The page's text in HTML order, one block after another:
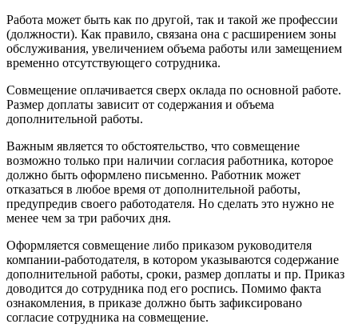
Работа может быть как по другой, так и такой же профессии
(должности). Как правило, связана она с расширением зоны
обслуживания, увеличением объема работы или замещением
временно отсутствующего сотрудника.
Совмещение оплачивается сверх оклада по основной работе.
Размер доплаты зависит от содержания и объема
дополнительной работы.
Важным является то обстоятельство, что совмещение
возможно только при наличии согласия работника, которое
должно быть оформлено письменно. Работник может
отказаться в любое время от дополнительной работы,
предупредив своего работодателя. Но сделать это нужно не
менее чем за три рабочих дня.
Оформляется совмещение либо приказом руководителя
компании-работодателя, в котором указываются содержание
дополнительной работы, сроки, размер доплаты и пр. Приказ
доводится до сотрудника под его роспись. Помимо факта
ознакомления, в приказе должно быть зафиксировано
согласие сотрудника на совмещение.